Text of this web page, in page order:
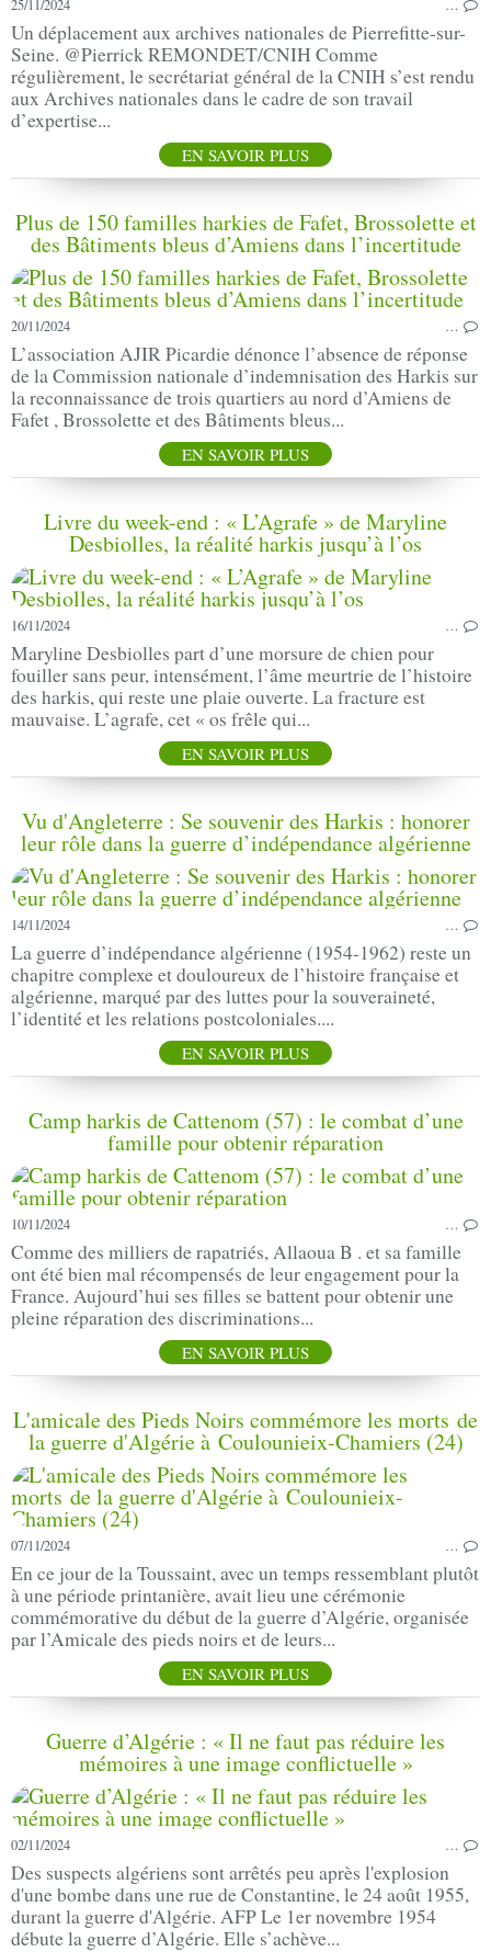
25/11/2024 …
Un déplacement aux archives nationales de Pierrefitte-sur-
Seine. @Pierrick REMONDET/CNIH Comme
régulièrement, le secrétariat général de la CNIH s’est rendu
aux Archives nationales dans le cadre de son travail
d’expertise...
EN SAVOIR PLUS
Plus de 150 familles harkies de Fafet, Brossolette et
des Bâtiments bleus d’Amiens dans l’incertitude
20/11/2024 …
L’association AJIR Picardie dénonce l’absence de réponse
de la Commission nationale d’indemnisation des Harkis sur
la reconnaissance de trois quartiers au nord d’Amiens de
Fafet , Brossolette et des Bâtiments bleus...
EN SAVOIR PLUS
Livre du week-end : « L’Agrafe » de Maryline
Desbiolles, la réalité harkis jusqu’à l’os
16/11/2024 …
Maryline Desbiolles part d’une morsure de chien pour
fouiller sans peur, intensément, l’âme meurtrie de l’histoire
des harkis, qui reste une plaie ouverte. La fracture est
mauvaise. L’agrafe, cet « os frêle qui...
EN SAVOIR PLUS
Vu d'Angleterre : Se souvenir des Harkis : honorer
leur rôle dans la guerre d’indépendance algérienne
14/11/2024 …
La guerre d’indépendance algérienne (1954-1962) reste un
chapitre complexe et douloureux de l’histoire française et
algérienne, marqué par des luttes pour la souveraineté,
l’identité et les relations postcoloniales....
EN SAVOIR PLUS
Camp harkis de Cattenom (57) : le combat d’une
famille pour obtenir réparation
10/11/2024 …
Comme des milliers de rapatriés, Allaoua B . et sa famille
ont été bien mal récompensés de leur engagement pour la
France. Aujourd’hui ses filles se battent pour obtenir une
pleine réparation des discriminations...
EN SAVOIR PLUS
L'amicale des Pieds Noirs commémore les morts de
la guerre d'Algérie à Coulounieix-Chamiers (24)
07/11/2024 …
En ce jour de la Toussaint, avec un temps ressemblant plutôt
à une période printanière, avait lieu une cérémonie
commémorative du début de la guerre d’Algérie, organisée
par l’Amicale des pieds noirs et de leurs...
EN SAVOIR PLUS
Guerre d’Algérie : « Il ne faut pas réduire les
mémoires à une image conflictuelle »
02/11/2024 …
Des suspects algériens sont arrêtés peu après l'explosion
d'une bombe dans une rue de Constantine, le 24 août 1955,
durant la guerre d'Algérie. AFP Le 1er novembre 1954
débute la guerre d’Algérie. Elle s’achève...